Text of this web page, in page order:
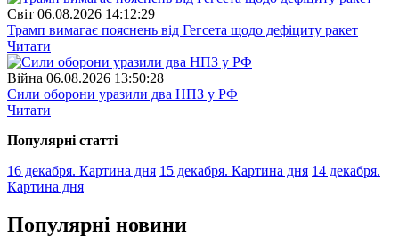
Свiт 06.08.2026 14:12:29
Трамп вимагає пояснень від Гегсета щодо дефіциту ракет
Читати
Війна 06.08.2026 13:50:28
Сили оборони уразили два НПЗ у РФ
Читати
Популярнi статтi
16 декабря. Картина дня 15 декабря. Картина дня 14 декабря.
Картина дня
Популярнi новини